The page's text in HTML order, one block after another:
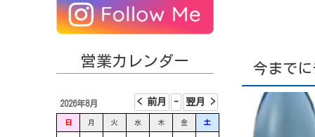
営業カレンダー
2026年8月
日 月 火 水 木 金 土
今まで